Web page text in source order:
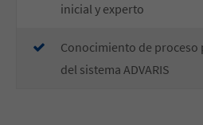
inicial y experto
Conocimiento de proceso
del sistema ADVARIS